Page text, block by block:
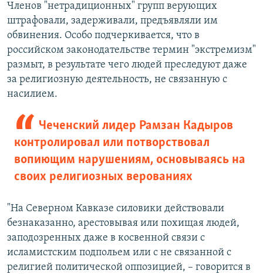
Членов "нетрадиционных" групп верующих
штрафовали, задерживали, предъявляли им
обвинения. Особо подчеркивается, что в
российском законодательстве термин "экстремизм"
размыт, в результате чего людей преследуют даже
за религиозную деятельность, не связанную с
насилием.
Чеченский лидер Рамзан Кадыров
контролировал или потворствовал
вопиющим нарушениям, основываясь на
своих религиозных верованиях
"На Северном Кавказе силовики действовали
безнаказанно, арестовывая или похищая людей,
заподозренных даже в косвенной связи с
исламистским подпольем или с не связанной с
религией политической оппозицией, – говорится в